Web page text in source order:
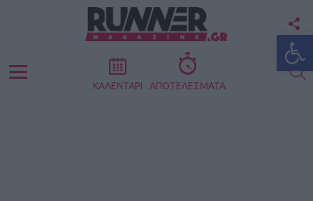
Menu ΚΑΛΕΝΤΑΡΙ ΑΠΟΤΕΛΕΣΜΑΤΑ